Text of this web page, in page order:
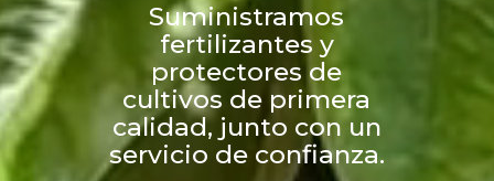
Suministramos
fertilizantes y
protectores de
cultivos de primera
calidad, junto con un
servicio de confianza.